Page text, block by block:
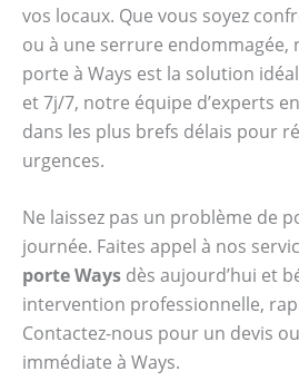
vos locaux. Que vous soyez
ou à une serrure endommagée,
porte à Ways est la solution
et 7j/7, notre équipe d’experts
dans les plus brefs délais pour
urgences.
Ne laissez pas un problème de
journée. Faites appel à nos
porte Ways dès aujourd’hui et
intervention professionnelle,
Contactez-nous pour un devis
immédiate à Ways.